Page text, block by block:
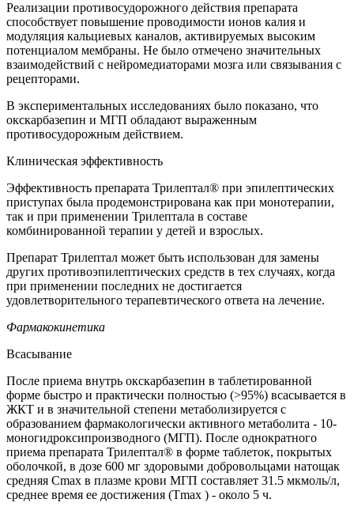
Реализации противосудорожного действия препарата
способствует повышение проводимости ионов калия и
модуляция кальциевых каналов, активируемых высоким
потенциалом мембраны. Не было отмечено значительных
взаимодействий с нейромедиаторами мозга или связывания с
рецепторами.
В экспериментальных исследованиях было показано, что
окскарбазепин и МГП обладают выраженным
противосудорожным действием.
Клиническая эффективность
Эффективность препарата Трилептал® при эпилептических
приступах была продемонстрирована как при монотерапии,
так и при применении Трилептала в составе
комбинированной терапии у детей и взрослых.
Препарат Трилептал может быть использован для замены
других противоэпилептических средств в тех случаях, когда
при применении последних не достигается
удовлетворительного терапевтического ответа на лечение.
Фармакокинетика
Всасывание
После приема внутрь окскарбазепин в таблетированной
форме быстро и практически полностью (>95%) всасывается в
ЖКТ и в значительной степени метаболизируется с
образованием фармакологически активного метаболита - 10-
моногидроксипроизводного (МГП). После однократного
приема препарата Трилептал® в форме таблеток, покрытых
оболочкой, в дозе 600 мг здоровыми добровольцами натощак
средняя Сmax в плазме крови МГП составляет 31.5 мкмоль/л,
среднее время ее достижения (Tmax ) - около 5 ч.